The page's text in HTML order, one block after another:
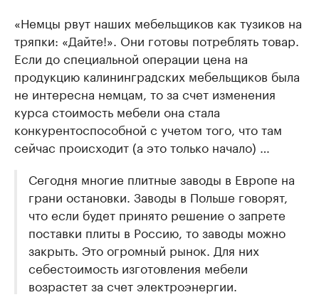
«Немцы рвут наших мебельщиков как тузиков на
тряпки: «Дайте!». Они готовы потреблять товар.
Если до специальной операции цена на
продукцию калининградских мебельщиков была
не интересна немцам, то за счет изменения
курса стоимость мебели она стала
конкурентоспособной с учетом того, что там
сейчас происходит (а это только начало) …
Сегодня многие плитные заводы в Европе на
грани остановки. Заводы в Польше говорят,
что если будет принято решение о запрете
поставки плиты в Россию, то заводы можно
закрыть. Это огромный рынок. Для них
себестоимость изготовления мебели
возрастет за счет электроэнергии.